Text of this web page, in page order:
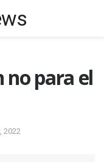
no para el
2022